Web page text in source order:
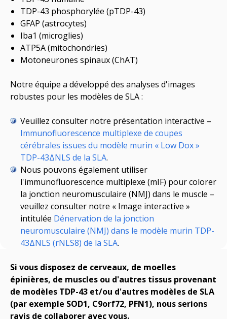
TDP-43 phosphorylée (pTDP-43)
GFAP (astrocytes)
Iba1 (microglies)
ATP5A (mitochondries)
Motoneurones spinaux (ChAT)
Notre équipe a développé des analyses d'images
robustes pour les modèles de SLA :
Veuillez consulter notre présentation interactive –
Immunofluorescence multiplexe de coupes
cérébrales issues du modèle murin « Low Dox »
TDP-43ΔNLS de la SLA.
Nous pouvons également utiliser
l'immunofluorescence multiplexe (mIF) pour colorer
la jonction neuromusculaire (NMJ) dans le muscle –
veuillez consulter notre « Image interactive »
intitulée Dénervation de la jonction
neuromusculaire (NMJ) dans le modèle murin TDP-
43ΔNLS (rNLS8) de la SLA.
Si vous disposez de cerveaux, de moelles
épinières, de muscles ou d'autres tissus provenant
de modèles TDP-43 et/ou d'autres modèles de SLA
(par exemple SOD1, C9orf72, PFN1), nous serions
ravis de collaborer avec vous.